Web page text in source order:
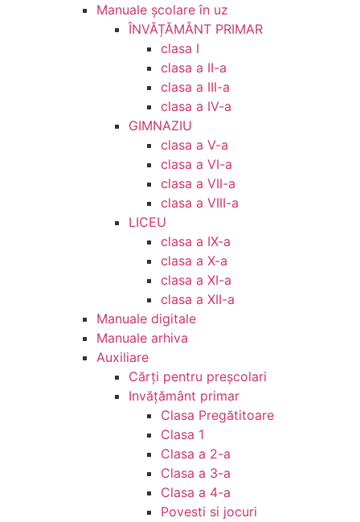
Manuale şcolare în uz
ÎNVĂȚĂMÂNT PRIMAR
clasa I
clasa a II-a
clasa a III-a
clasa a IV-a
GIMNAZIU
clasa a V-a
clasa a VI-a
clasa a VII-a
clasa a VIII-a
LICEU
clasa a IX-a
clasa a X-a
clasa a XI-a
clasa a XII-a
Manuale digitale
Manuale arhiva
Auxiliare
Cărţi pentru preşcolari
Invățământ primar
Clasa Pregătitoare
Clasa 1
Clasa a 2-a
Clasa a 3-a
Clasa a 4-a
Povesti si jocuri